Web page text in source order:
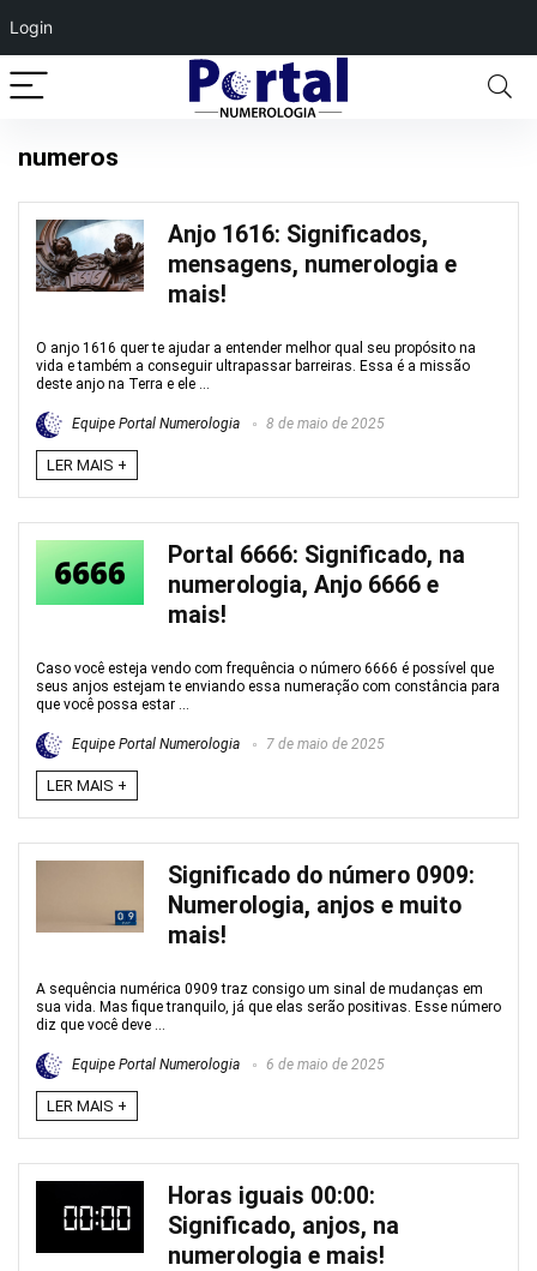
Login
numeros
Anjo 1616: Significados,
mensagens, numerologia e
mais!
O anjo 1616 quer te ajudar a entender melhor qual seu propósito na
vida e também a conseguir ultrapassar barreiras. Essa é a missão
deste anjo na Terra e ele ...
Equipe Portal Numerologia 8 de maio de 2025
LER MAIS +
Portal 6666: Significado, na
numerologia, Anjo 6666 e
mais!
Caso você esteja vendo com frequência o número 6666 é possível que
seus anjos estejam te enviando essa numeração com constância para
que você possa estar ...
Equipe Portal Numerologia 7 de maio de 2025
LER MAIS +
Significado do número 0909:
Numerologia, anjos e muito
mais!
A sequência numérica 0909 traz consigo um sinal de mudanças em
sua vida. Mas fique tranquilo, já que elas serão positivas. Esse número
diz que você deve ...
Equipe Portal Numerologia 6 de maio de 2025
LER MAIS +
Horas iguais 00:00:
Significado, anjos, na
numerologia e mais!